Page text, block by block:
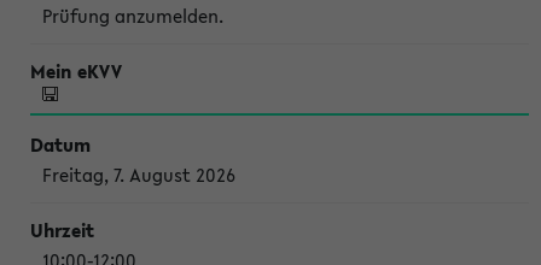
Prüfung anzumelden.
Freitag, 7. August 2026